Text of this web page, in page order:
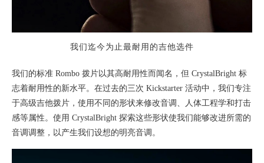
我们迄今为止最耐用的吉他选件
我们的标准 Rombo 拨片以其高耐用性而闻名，但 CrystalBright 标
志着耐用性的新水平。在过去的三次 Kickstarter 活动中，我们专注
于高级吉他拨片，使用不同的形状来修改音调、人体工程学和打击
感等属性。使用 CrystalBright 探索这些形状使我们能够改进所需的
音调调整，以产生我们设想的明亮音调。